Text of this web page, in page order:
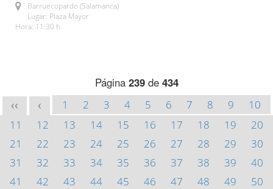
Barruecopardo (Salamanca)
Lugar: Plaza Mayor
Hora: 11:30 h.
Página 239de 434
<< < 1 2 3 4 5 6 7 8 9
10
11
12 13 14 15 16 17 18 19
20
21
22 23 24 25 26 27 28 29
30
31
32 33 34 35 36 37 38 39
40
41
42 43 44 45 46 47 48 49
50